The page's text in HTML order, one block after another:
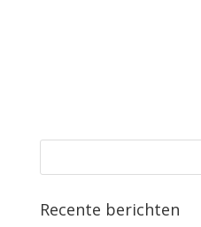
Recente berichten